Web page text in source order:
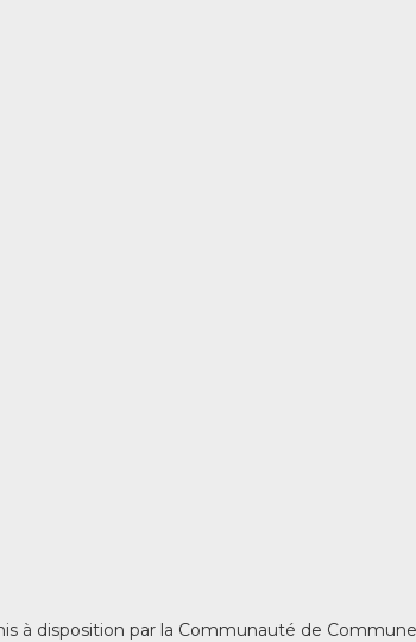
disposition par la Communauté de